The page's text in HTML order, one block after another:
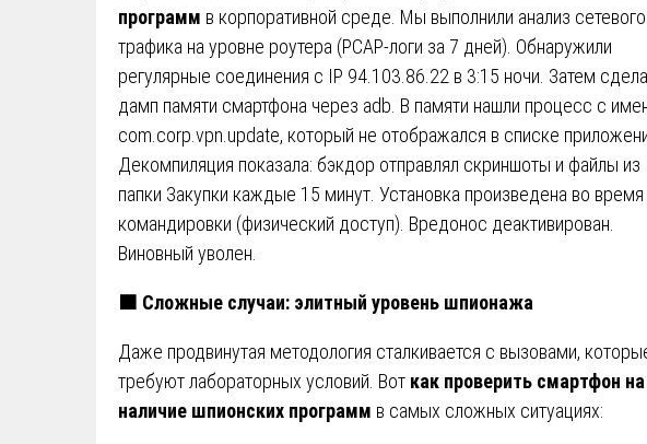
программ в корпоративной среде. Мы выполнили анализ сетевого
трафика на уровне роутера (PCAP-логи за 7 дней). Обнаружили
регулярные соединения с IP 94.103.86.22 в 3:15 ночи. Затем
дамп памяти смартфона через adb. В памяти нашли процесс с
com.corp.vpn.update, который не отображался в списке
Декомпиляция показала: бэкдор отправлял скриншоты и файлы из
папки Закупки каждые 15 минут. Установка произведена во время
командировки (физический доступ). Вредонос деактивирован.
Виновный уволен.
🟧 Сложные случаи: элитный уровень шпионажа
Даже продвинутая методология сталкивается с вызовами,
требуют лабораторных условий. Вот как проверить смартфон на
наличие шпионских программ в самых сложных ситуациях: